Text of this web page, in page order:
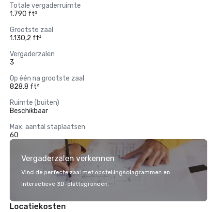
Totale vergaderruimte
1.790 ft²
Grootste zaal
1.130,2 ft²
Vergaderzalen
3
Op één na grootste zaal
828,8 ft²
Ruimte (buiten)
Beschikbaar
Max. aantal staplaatsen
60
Vergaderzalen verkennen
Vind de perfecte zaal met opstellingsdiagrammen en
interactieve 3D-plattegronden.
Locatiekosten